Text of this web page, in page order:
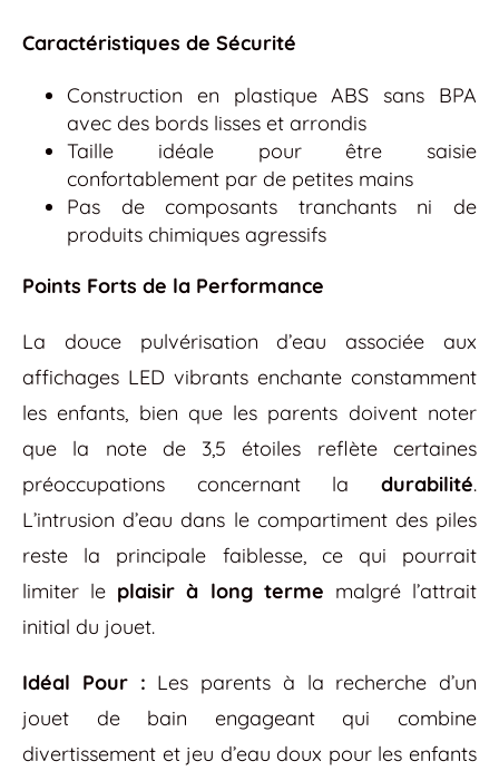
Caractéristiques de Sécurité
Construction en plastique ABS sans BPA
avec des bords lisses et arrondis
Taille idéale pour être saisie
confortablement par de petites mains
Pas de composants tranchants ni de
produits chimiques agressifs
Points Forts de la Performance
La douce pulvérisation d’eau associée aux
affichages LED vibrants enchante constamment
les enfants, bien que les parents doivent noter
que la note de 3,5 étoiles reflète certaines
préoccupations concernant la durabilité.
L’intrusion d’eau dans le compartiment des piles
reste la principale faiblesse, ce qui pourrait
limiter le plaisir à long terme malgré l’attrait
initial du jouet.
Idéal Pour : Les parents à la recherche d’un
jouet de bain engageant qui combine
divertissement et jeu d’eau doux pour les enfants